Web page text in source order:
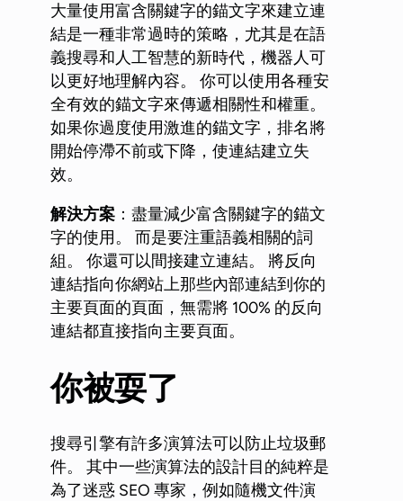
大量使用富含關鍵字的錨文字來建立連
結是一種非常過時的策略，尤其是在語
義搜尋和人工智慧的新時代，機器人可
以更好地理解內容。 你可以使用各種安
全有效的錨文字來傳遞相關性和權重。
如果你過度使用激進的錨文字，排名將
開始停滯不前或下降，使連結建立失
效。
解決方案 ：盡量減少富含關鍵字的錨文
字的使用。 而是要注重語義相關的詞
組。 你還可以間接建立連結。 將反向
連結指向你網站上那些內部連結到你的
主要頁面的頁面，無需將 100% 的反向
連結都直接指向主要頁面。
你被耍了
搜尋引擎有許多演算法可以防止垃圾郵
件。 其中一些演算法的設計目的純粹是
為了迷惑 SEO 專家，例如隨機文件演